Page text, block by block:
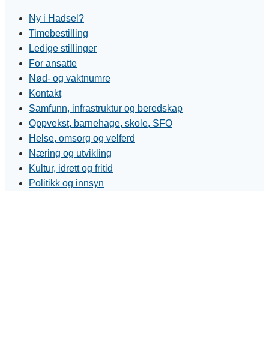
Ny i Hadsel?
Timebestilling
Ledige stillinger
For ansatte
Nød- og vaktnumre
Kontakt
Samfunn, infrastruktur og beredskap
Oppvekst, barnehage, skole, SFO
Helse, omsorg og velferd
Næring og utvikling
Kultur, idrett og fritid
Politikk og innsyn